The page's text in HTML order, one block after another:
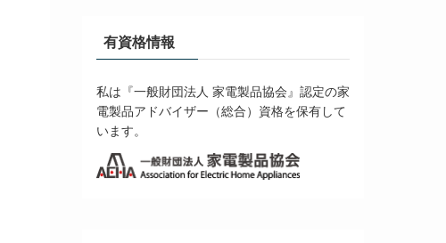
有資格情報
私は『一般財団法人 家電製品協会』認定の家
電製品アドバイザー（総合）資格を保有して
います。